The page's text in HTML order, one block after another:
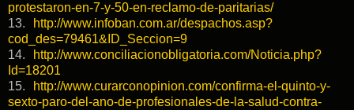
protestaron-en-7-y-50-en-reclamo-de-paritarias/
13.
http://www.infoban.com.ar/despachos.asp?
cod_des=79461&ID_Seccion=9
14.
http://www.conciliacionobligatoria.com/Noticia.php?
Id=18201
15.
http://www.curarconopinion.com/confirma-el-quinto-y-
sexto-paro-del-ano-de-profesionales-de-la-salud-contra-